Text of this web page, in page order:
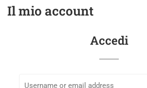
Il mio account
Accedi